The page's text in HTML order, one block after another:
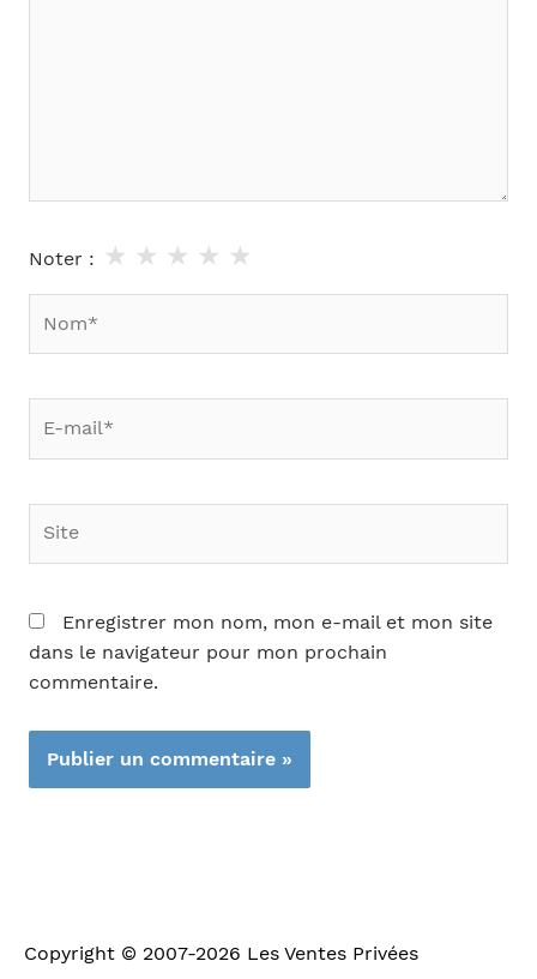
Noter : ★
★
★
★
★
Enregistrer mon nom, mon e-mail et mon site
dans le navigateur pour mon prochain
commentaire.
Copyright © 2007-2026 Les Ventes Privées